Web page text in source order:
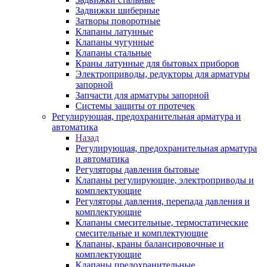
Задвижки шиберные
Затворы поворотные
Клапаны латунные
Клапаны чугунные
Клапаны стальные
Краны латунные для бытовых приборов
Электроприводы, редукторы для арматуры
запорной
Запчасти для арматуры запорной
Системы защиты от протечек
Регулирующая, предохранительная арматура и
автоматика
Назад
Регулирующая, предохранительная арматура
и автоматика
Регуляторы давления бытовые
Клапаны регулирующие, электроприводы и
комплектующие
Регуляторы давления, перепада давления и
комплектующие
Клапаны смесительные, термостатические
смесительные и комплектующие
Клапаны, краны балансировочные и
комплектующие
Клапаны предохранительные